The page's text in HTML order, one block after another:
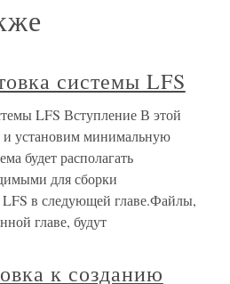
системы LFS
LFS Вступление В этой
установим минимальную
будет располагать
для сборки
LFS в следующей главе.Файлы,
главе, будут
к созданию